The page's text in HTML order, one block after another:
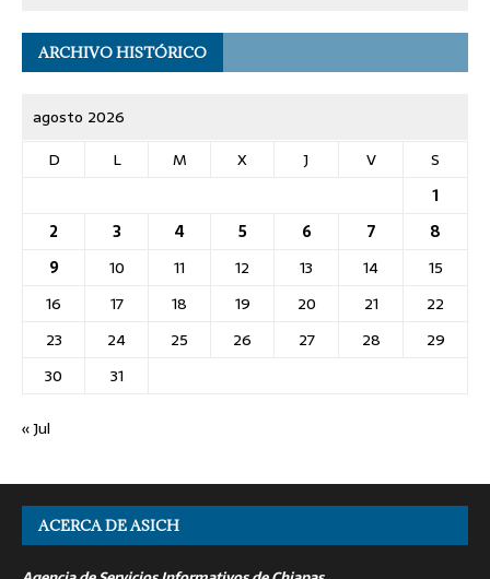
ARCHIVO HISTÓRICO
agosto 2026
D
L M X J V
S
1
2
3 4 5 6 7
8
9
10 11 12 13 14
15
16
17 18 19 20 21
22
23
24 25 26 27 28
29
30
31
« Jul
ACERCA DE ASICH